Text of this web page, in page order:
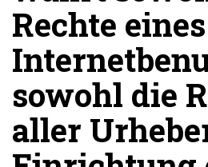
Rechte
sowohl die
aller